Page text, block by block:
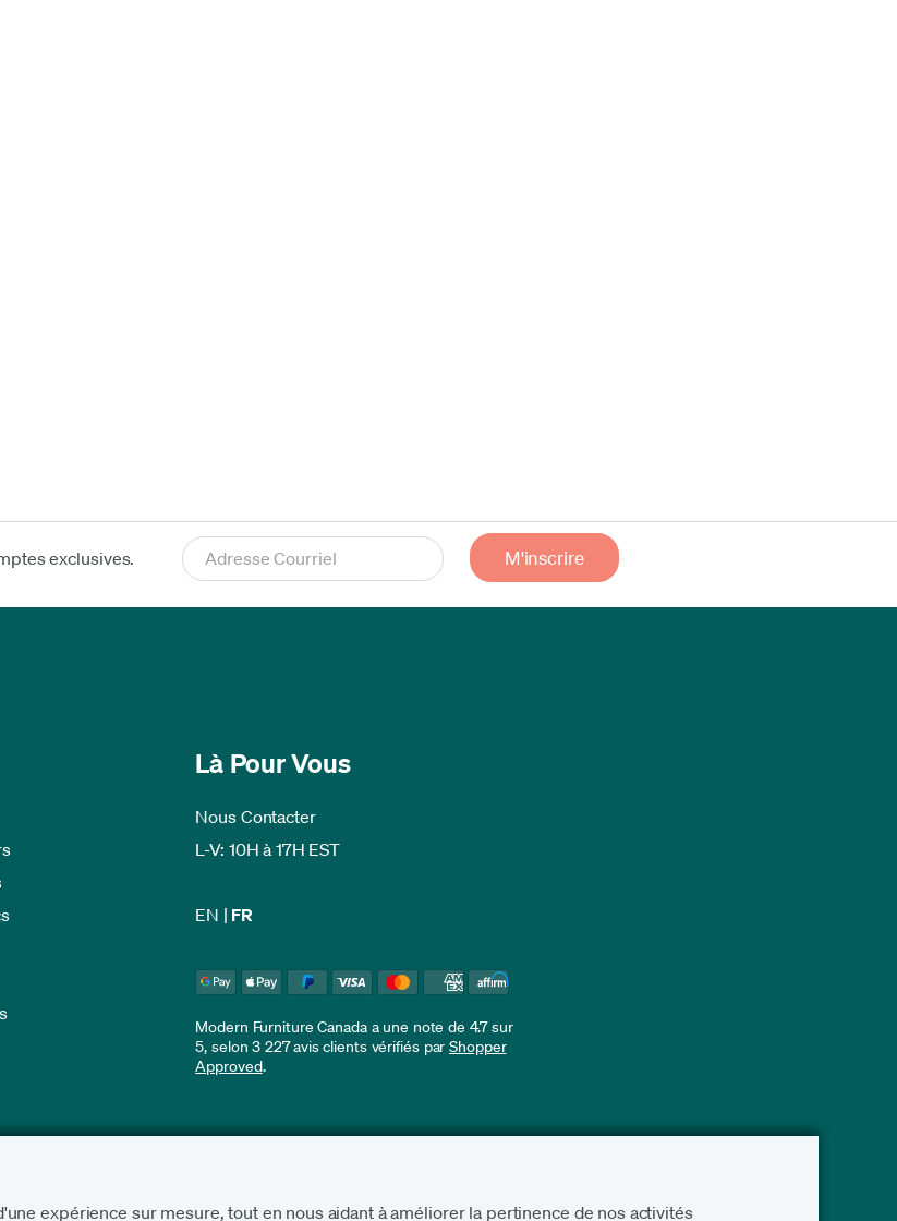
expérience sur mesure, tout en nous aidant à améliorer la pertinence de nos activités
exclusives.
Là Pour Vous
Nous Contacter
L-V: 10H à 17H EST
EN | FR
Modern Furniture Canada a une note de 4.7 sur
5, selon 3 227 avis clients vérifiés parShopper
Approved.